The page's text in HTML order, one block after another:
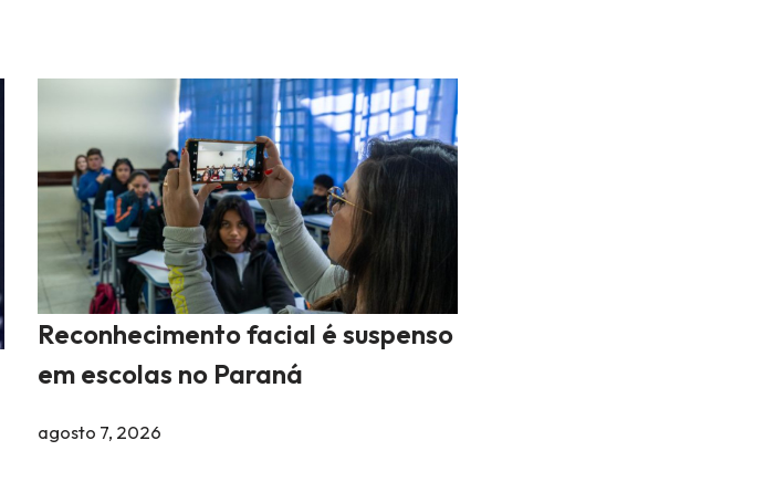
Reconhecimento facial é suspenso
em escolas no Paraná
agosto 7, 2026